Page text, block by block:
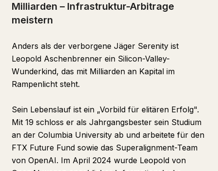
Milliarden – Infrastruktur-Arbitrage
meistern
Anders als der verborgene Jäger Serenity ist
Leopold Aschenbrenner ein Silicon-Valley-
Wunderkind, das mit Milliarden an Kapital im
Rampenlicht steht.
Sein Lebenslauf ist ein „Vorbild für elitären Erfolg".
Mit 19 schloss er als Jahrgangsbester sein Studium
an der Columbia University ab und arbeitete für den
FTX Future Fund sowie das Superalignment-Team
von OpenAI. Im April 2024 wurde Leopold von